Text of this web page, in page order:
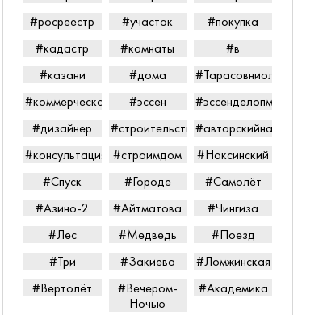
#росреестр
#участок
#покупка
#кадастр
#комнаты
#в
#казани
#дома
#коммерческаянедвижимость
#эссен
#эссенделопмент
#дизайнер
#строительство#авторскийнадзор
#консультацияпередпокупкой
#строимдом
#Ноксинский
#Спуск
#Городе
#Самолёт
#Азино-2
#Айтматова
#Чингиза
#Лес
#Медведь
#Поезд
#Три
#Закиева
#Ломжинская
#Вертолёт
#Вечером-
Ночью
#Академика